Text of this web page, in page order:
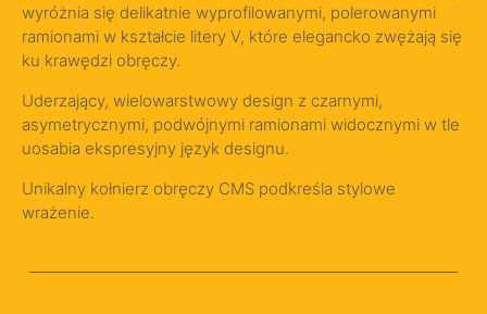
wyróżnia się delikatnie wyprofilowanymi, polerowanymi
ramionami w kształcie litery V, które elegancko zwężają się
ku krawędzi obręczy.
Uderzający, wielowarstwowy design z czarnymi,
asymetrycznymi, podwójnymi ramionami widocznymi w tle
uosabia ekspresyjny język designu.
Unikalny kołnierz obręczy CMS podkreśla stylowe
wrażenie.